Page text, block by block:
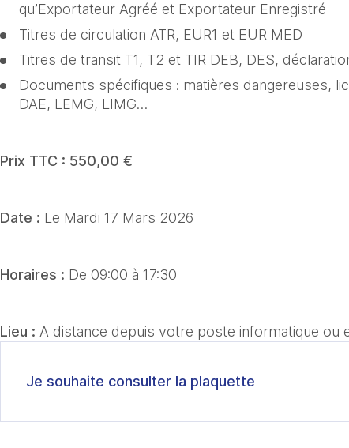
qu’Exportateur Agréé et Exportateur Enregistré
Titres de circulation ATR, EUR1 et EUR MED
Titres de transit T1, T2 et TIR DEB, DES,
Documents spécifiques : matières dangereuses,
DAE, LEMG, LIMG…
Prix TTC : 550,00 €
Date : Le Mardi 17 Mars 2026
Horaires : De 09:00 à 17:30
Lieu : A distance depuis votre poste informatique ou
Je souhaite consulter la plaquette